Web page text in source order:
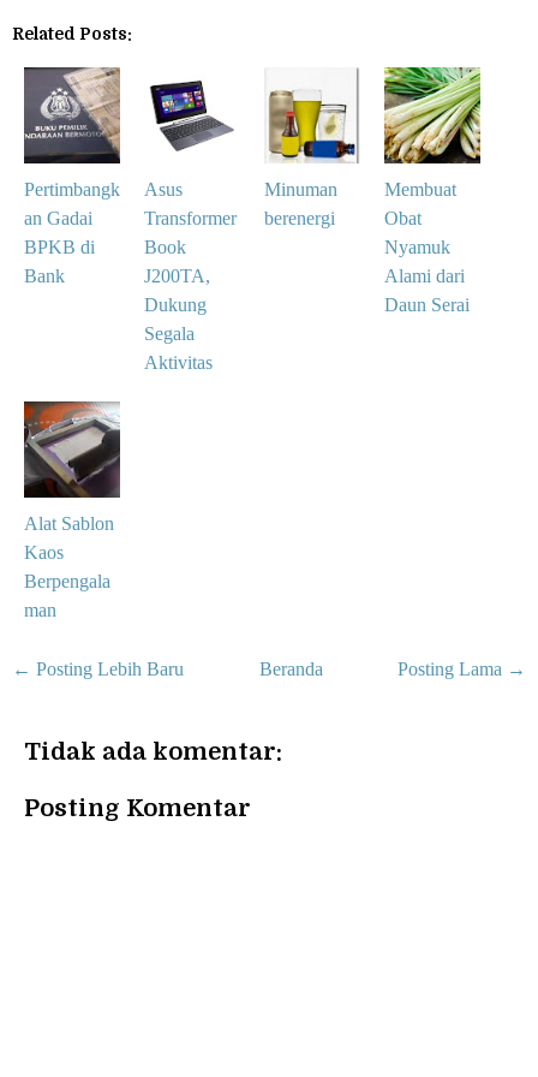
Related Posts:
Pertimbangk
an Gadai
BPKB di
Bank
Asus
Transformer
Book
J200TA,
Dukung
Segala
Aktivitas
Minuman
berenergi
Membuat
Obat
Nyamuk
Alami dari
Daun Serai
Alat Sablon
Kaos
Berpengala
man
← Posting Lebih Baru Posting Lama →
Beranda
Tidak ada komentar:
Posting Komentar